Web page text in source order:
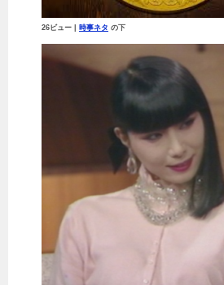
26ビュー 時事ネタ の下